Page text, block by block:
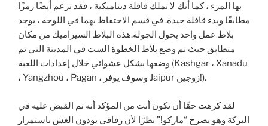
بها المرء ، كما أنك لا تملك قافلة ديناميكية ، فقد تزعم أيضًا رمزًا
مطابقًا وبدء قافلة جيدة. في قسم الاحتفاظ بهما في اللوحة ، يوجد
بلاط عمل واحد يحول الجولة.هذه البلاط السيراميك من مكان
متطابق حيث تم وضع بلاط الخطوة الست في المدينة التي تم
وضعها بشكل عشوائي خلال إعدادات اللعبة (Kashgar ، Xanadu
، Yangzhou ، Pagan ، وسوف يوفر Jaipur زوجين!).
لقد كرهت حقًا أن تكون أنت من المؤكد أنه تم القبض عليه في
البركة وهو يصرخ “ماركو!” نظرًا لأن رفاقي يؤدون الغش باستمرار